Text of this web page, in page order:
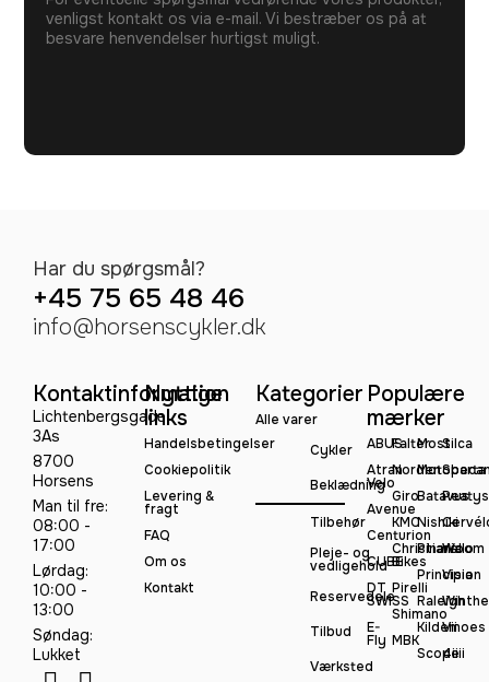
venligst kontakt os via e-mail. Vi bestræber os på at
besvare henvendelser hurtigst muligt.
Har du spørgsmål?
+45 75 65 48 46
info@horsenscykler.dk
Kontaktinformation
Lichtenbergsgade
3As
8700
Horsens
Man til fre:
08:00 -
17:00
Lørdag:
10:00 -
13:00
Søndag:
Lukket
Nyttige
links
Handelsbetingelser
Cookiepolitik
Levering &
fragt
FAQ
Om os
Kontakt
Kategorier
Alle varer
Cykler
Beklædning
Tilbehør
Pleje- og
vedligehold
Reservedele
Tilbud
Værksted
Populære
mærker
ABUS
Atran
Velo
Avenue
Centurion
CUBE
DT
SWISS
E-
Fly
Falter
Norden
Giro
KMC
Christiania
Bikes
Pirelli
Shimano
MBK
Most
Batavus
Nishiki
Pinarello
Principia
Raleigh
Kildemoes
Scope
Silca
Sparta
Peatys
Woom
Vision
Vii
4iiii